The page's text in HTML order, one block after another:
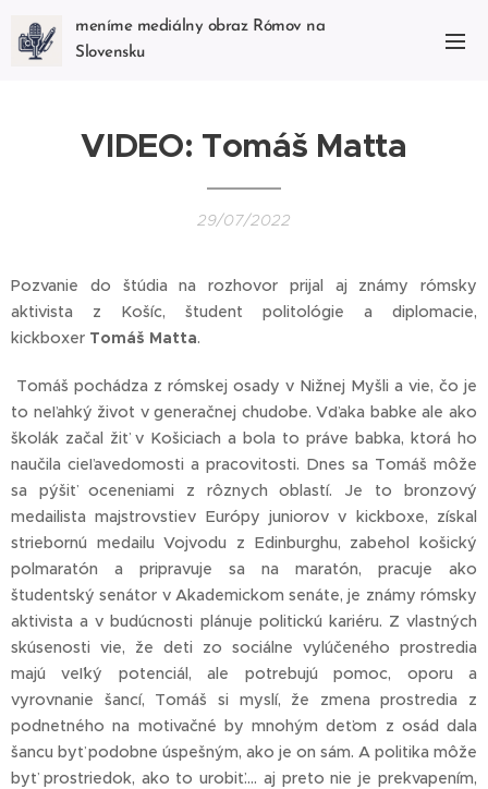
meníme mediálny obraz Rómov na
Slovensku
VIDEO: Tomáš Matta
29/07/2022
Pozvanie do štúdia na rozhovor prijal aj známy rómsky
aktivista z Košíc, študent politológie a diplomacie,
kickboxer Tomáš Matta.
Tomáš pochádza z rómskej osady v Nižnej Myšli a vie, čo je
to neľahký život v generačnej chudobe. Vďaka babke ale ako
školák začal žiť v Košiciach a bola to práve babka, ktorá ho
naučila cieľavedomosti a pracovitosti. Dnes sa Tomáš môže
sa pýšiť oceneniami z rôznych oblastí. Je to bronzový
medailista majstrovstiev Európy juniorov v kickboxe, získal
striebornú medailu Vojvodu z Edinburghu, zabehol košický
polmaratón a pripravuje sa na maratón, pracuje ako
študentský senátor v Akademickom senáte, je známy rómsky
aktivista a v budúcnosti plánuje politickú kariéru. Z vlastných
skúsenosti vie, že deti zo sociálne vylúčeného prostredia
majú veľký potenciál, ale potrebujú pomoc, oporu a
vyrovnanie šancí, Tomáš si myslí, že zmena prostredia z
podnetného na motivačné by mnohým deťom z osád dala
šancu byť podobne úspešným, ako je on sám. A politika môže
byť prostriedok, ako to urobiť.... aj preto nie je prekvapením,